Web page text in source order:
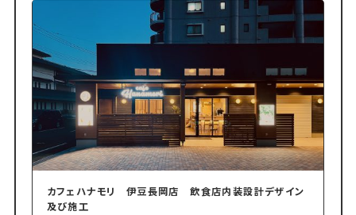
カフェハナモリ 伊豆長岡店 飲食店内装設計デザイン
及び施工